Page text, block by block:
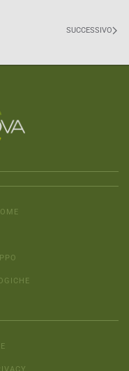
SUCCESSIVO